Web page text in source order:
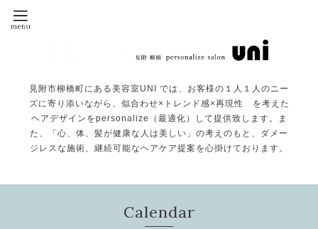
見附市柳橋町にある美容室UNI では、お客様の１人１人のニー
ズに寄り添いながら、似合わせ×トレンド感×再現性 を考えた
ヘアデザインをpersonalize（最適化）して提供致します。ま
た、「心、体、髪が健康な人は美しい」の考えのもと、ダメー
ジレスな施術、継続可能なヘアケア提案を心掛けております。
Calendar